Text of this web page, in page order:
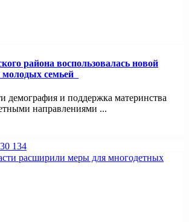
района воспользовалась новой
семьей
демография и поддержка материнства
направлениями ...
134